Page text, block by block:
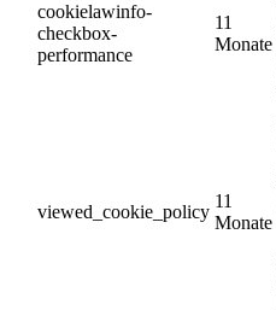
cookielawinfo-
checkbox-
performance
11
Monate
viewed_cookie_policy
11
Monate